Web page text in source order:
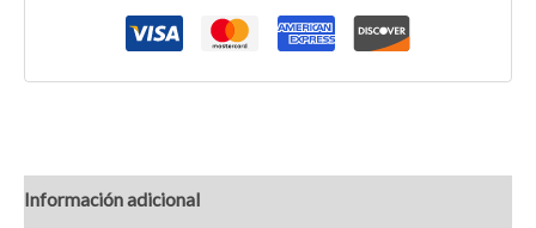
Información adicional